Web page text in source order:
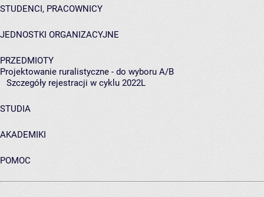
STUDENCI, PRACOWNICY
JEDNOSTKI ORGANIZACYJNE
PRZEDMIOTY
Projektowanie ruralistyczne - do wyboru A/B
Szczegóły rejestracji w cyklu 2022L
STUDIA
AKADEMIKI
POMOC